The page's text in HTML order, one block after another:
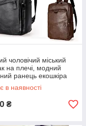
чоловічий міський
на плечі, модний
ранець екошкіра
в наявності
₴